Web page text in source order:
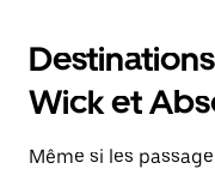
Wick et
Même si les